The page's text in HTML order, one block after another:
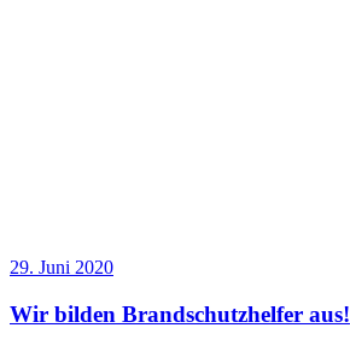
29. Juni 2020
Wir bilden Brandschutzhelfer aus!